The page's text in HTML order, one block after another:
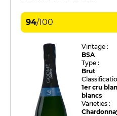
94/100
Vintage :
BSA
Type :
Brut
1er cru
blancs
Varieties :